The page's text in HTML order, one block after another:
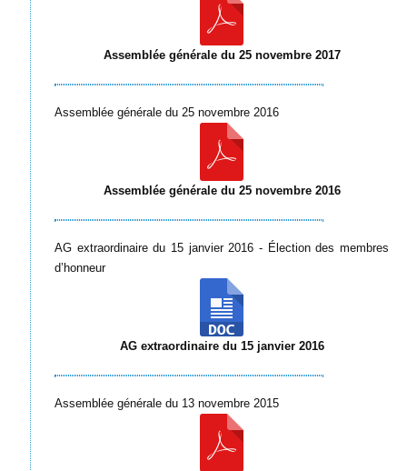
Assemblée générale du 25 novembre 2017
Assemblée générale du 25 novembre 2016
Assemblée générale du 25 novembre 2016
AG extraordinaire du 15 janvier 2016 - Élection des membres
d’honneur
AG extraordinaire du 15 janvier 2016
Assemblée générale du 13 novembre 2015 ​